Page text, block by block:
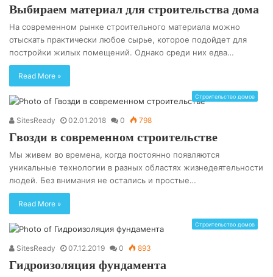
Выбираем материал для строительства дома
На современном рынке строительного материала можно
отыскать практически любое сырье, которое подойдет для
постройки жилых помещений. Однако среди них едва…
Read More »
Строительство домов
SitesReady 02.01.2018 0 798
Гвозди в современном строительстве
Мы живем во времена, когда постоянно появляются
уникальные технологии в разных областях жизнедеятельности
людей. Без внимания не остались и простые…
Read More »
Строительство домов
SitesReady 07.12.2019 0 893
Гидроизоляция фундамента